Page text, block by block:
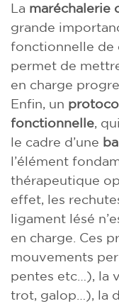
La maréchalerie
grande
fonctionnelle de
permet de
en charge
Enfin, un
fonctionnelle,
le cadre d’une
l’élément
thérapeutique
effet, les
ligament lésé
en charge. Ces
mouvements
pentes etc…), la
trot, galop…), la